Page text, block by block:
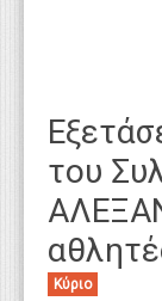
του
Κύριο
Τεχνολογία
Εκπαίδευση
Υγεία
Γενικά